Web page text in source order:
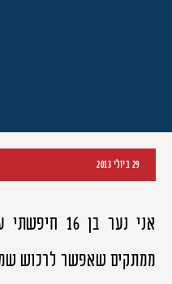
29 ביולי 2013
אני נער בן
ממתקים שאפשר לרכוש